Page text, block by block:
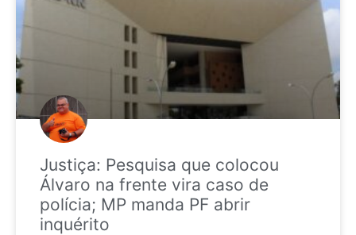
Justiça: Pesquisa que colocou
Álvaro na frente vira caso de
polícia; MP manda PF abrir
inquérito